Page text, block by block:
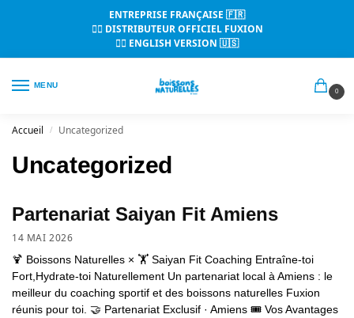
ENTREPRISE FRANÇAISE 🇫🇷
👉🏼 DISTRIBUTEUR OFFICIEL FUXION
👉🏼 ENGLISH VERSION 🇺🇸
MENU
0
Accueil / Uncategorized
Uncategorized
Partenariat Saiyan Fit Amiens
14 MAI 2026
🍹 Boissons Naturelles × ︎🏋️ Saiyan Fit Coaching Entraîne-toi
Fort,Hydrate-toi Naturellement Un partenariat local à Amiens : le
meilleur du coaching sportif et des boissons naturelles Fuxion
réunis pour toi. 🤝 Partenariat Exclusif · Amiens 🎟️ Vos Avantages